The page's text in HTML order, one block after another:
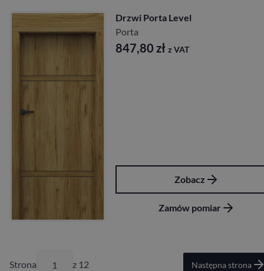
Drzwi Porta Level
Porta
847,80 zł z VAT
Zobacz
Zamów pomiar
Strona z 12 Następna strona